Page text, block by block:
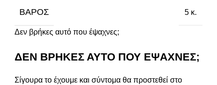
ΒΆΡΟΣ 5 κ.
Δεν βρήκες αυτό που έψαχνες;
ΔΕΝ ΒΡΗΚΕΣ ΑΥΤΟ ΠΟΥ ΕΨΑΧΝΕΣ;
Σίγουρα το έχουμε και σύντομα θα προστεθεί στο